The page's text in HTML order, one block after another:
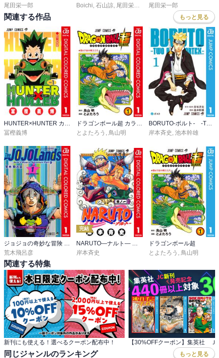
尾田栄一郎
Boichi 石山諒 尾田栄一郎 ひなたしょう
尾田栄一郎
関連する作品 もっと見る
HUNTER×HUNTER カラー版
冨樫義博
ドラゴンボール超 カラー版
とよたろう , 鳥山明
BORUTO-ボルト- -TWO BLUE VORTEX-
岸本斉史 , 池本幹雄
荒木飛呂彦
完結
岸本斉史
ドラゴンボール超
とよたろう
鳥山明
関連する特集
新刊にも使える！選べるクーポン配布中！
同じジャンルのランキング もっと見る